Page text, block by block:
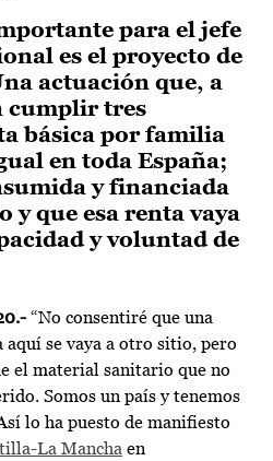
para el jefe
es el proyecto de
actuación que, a
cumplir tres
básica por familia
en toda España;
y financiada
y que esa renta vaya
y voluntad de
“No consentiré que una
aquí se vaya a otro sitio, pero
el material sanitario que no
Somos un país y tenemos
lo ha puesto de manifiesto
La Mancha en